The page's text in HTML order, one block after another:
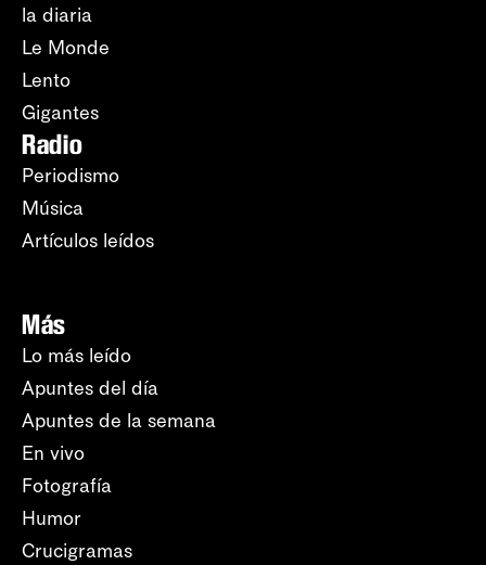
la diaria
Le Monde
Lento
Gigantes
Radio
Periodismo
Música
Artículos leídos
Más
Lo más leído
Apuntes del día
Apuntes de la semana
En vivo
Fotografía
Humor
Crucigramas